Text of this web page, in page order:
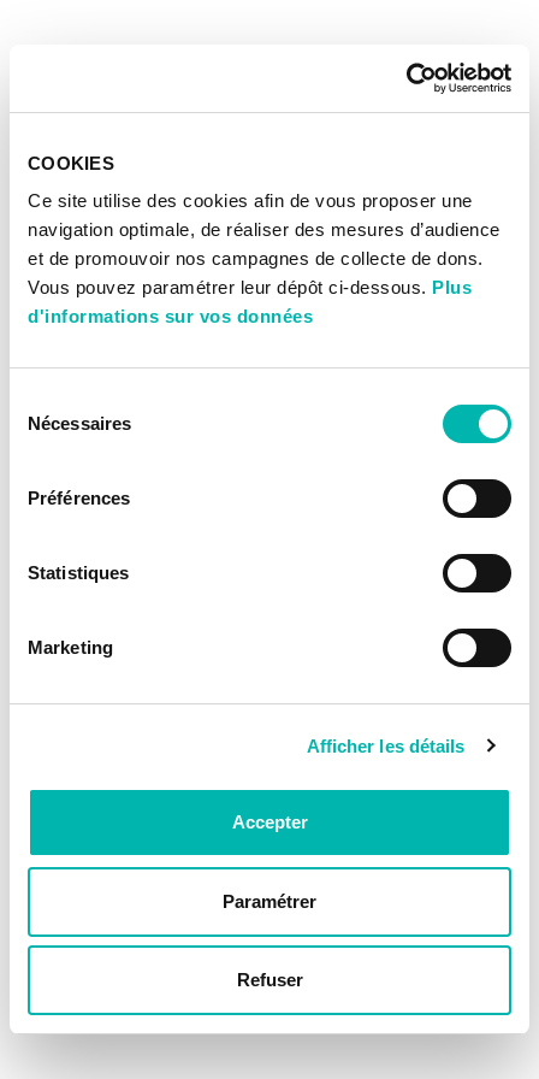
COOKIES
Ce site utilise des cookies afin de vous proposer une
navigation optimale, de réaliser des mesures d’audience
et de promouvoir nos campagnes de collecte de dons.
Vous pouvez paramétrer leur dépôt ci-dessous. Plus
d'informations sur vos données
Nécessaires
Préférences
Statistiques
Marketing
Afficher les détails
Accepter
Paramétrer
Refuser